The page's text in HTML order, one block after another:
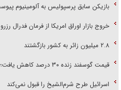
بازیکن سابق پرسپولیس به آلومینیوم
خروج بازار اوراق امریکا از فرمان فدرال رزرو
۲.۸ میلیون زائر به کشور بازگشتند
قیمت گوسفند زنده ۳۰ درصد کاهش یافت؛ گوشت ارزان نشد
اسرائیل طرح شرم‌الشیخ را قبول نمی‌کند